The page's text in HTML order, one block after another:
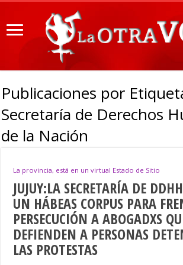
Publicaciones por
Secretaría de Derechos
de la Nación
La provincia, está en un virtual Estado de Sitio
JUJUY:LA SECRETARÍA DE
UN HÁBEAS CORPUS PARA
PERSECUCIÓN A ABOGADXS
DEFIENDEN A PERSONAS
LAS PROTESTAS